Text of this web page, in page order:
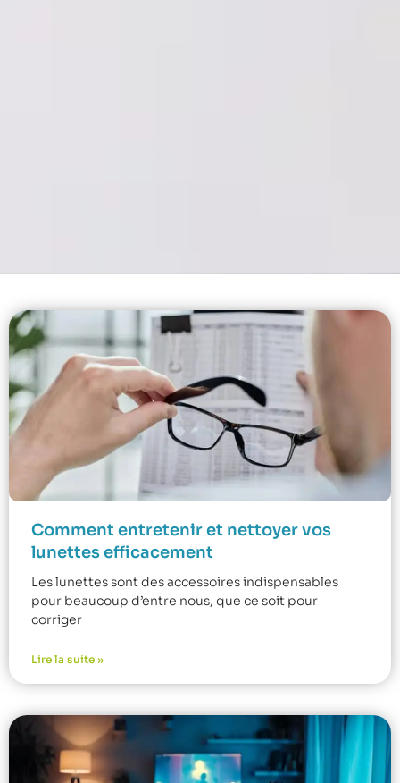
Comment entretenir et nettoyer vos
lunettes efficacement
Les lunettes sont des accessoires indispensables
pour beaucoup d’entre nous, que ce soit pour
corriger
Lire la suite »